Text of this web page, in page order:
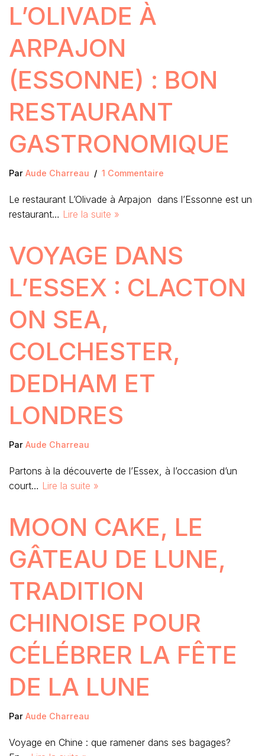
L’OLIVADE À
ARPAJON
(ESSONNE) : BON
RESTAURANT
GASTRONOMIQUE
Par Aude Charreau 1 Commentaire
Le restaurant L’Olivade à Arpajon dans l’Essonne est un
restaurant… Lire la suite »
VOYAGE DANS
L’ESSEX : CLACTON
ON SEA,
COLCHESTER,
DEDHAM ET
LONDRES
Par Aude Charreau
Partons à la découverte de l’Essex, à l’occasion d’un
court… Lire la suite »
MOON CAKE, LE
GÂTEAU DE LUNE,
TRADITION
CHINOISE POUR
CÉLÉBRER LA FÊTE
DE LA LUNE
Par Aude Charreau
Voyage en Chine : que ramener dans ses bagages?